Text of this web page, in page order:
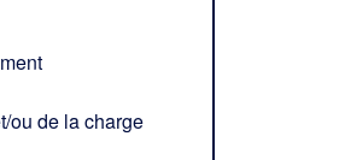
ou de la charge